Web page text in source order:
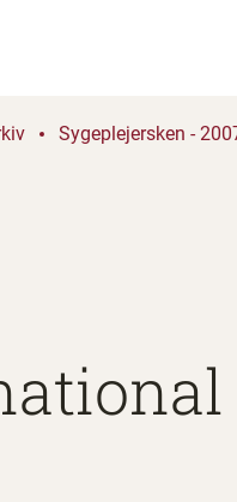
Sygeplejersken -